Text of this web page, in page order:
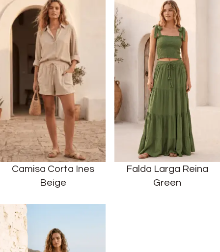
Camisa Corta Ines
Beige
Falda Larga Reina
Green